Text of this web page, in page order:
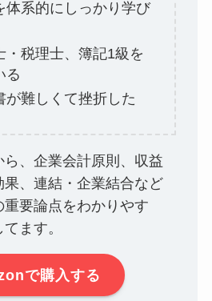
体系的にしっかり学び
・税理士、簿記1級を
る
が難しくて挫折した
、企業会計原則、収益
、連結・企業結合など
要論点をわかりやす
ます。
で購入する